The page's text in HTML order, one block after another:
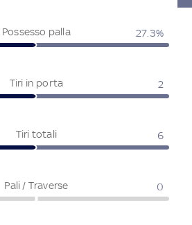
Possesso palla 27.3%
Tiri in porta 2
Tiri totali 6
Pali / Traverse 0